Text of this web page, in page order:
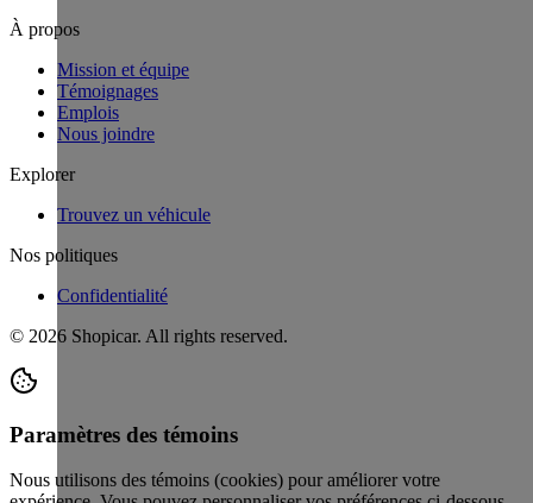
À propos
Mission et équipe
Témoignages
Emplois
Nous joindre
Explorer
Trouvez un véhicule
Nos politiques
Confidentialité
© 2026 Shopicar. All rights reserved.
Paramètres des témoins
Nous utilisons des témoins (cookies) pour améliorer votre